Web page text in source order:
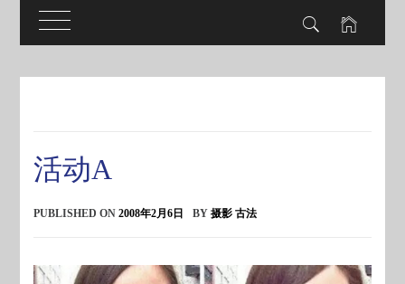
活动A
PUBLISHED ON2008年2月6日 BY摄影 古法